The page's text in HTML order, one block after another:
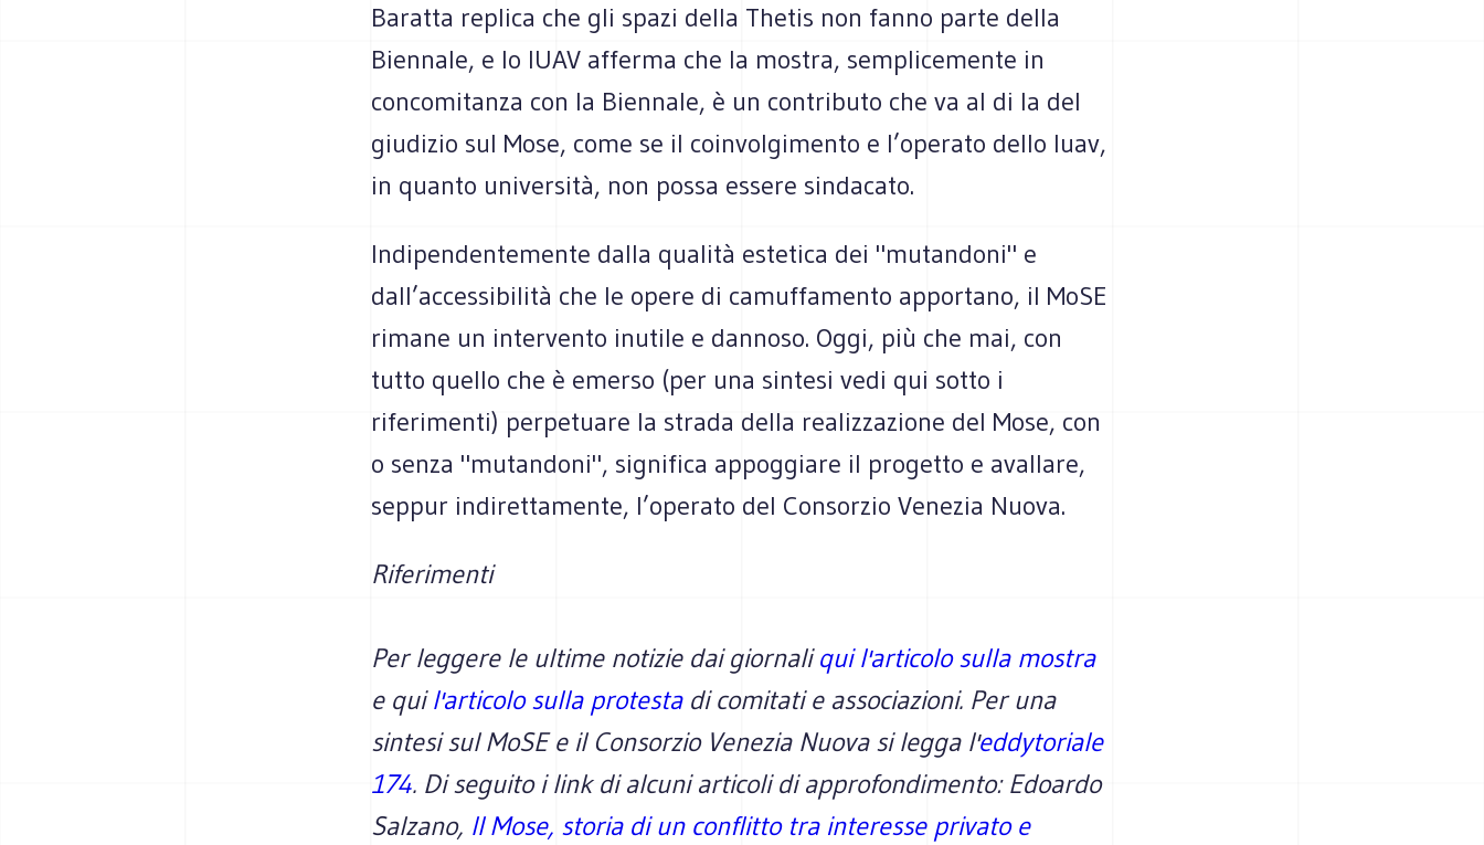
Baratta replica che gli spazi della Thetis non fanno parte della
Biennale, e lo IUAV afferma che la mostra, semplicemente in
concomitanza con la Biennale, è un contributo che va al di la del
giudizio sul Mose, come se il coinvolgimento e l’operato dello Iuav,
in quanto università, non possa essere sindacato.
Indipendentemente dalla qualità estetica dei "mutandoni" e
dall’accessibilità che le opere di camuffamento apportano, il MoSE
rimane un intervento inutile e dannoso. Oggi, più che mai, con
tutto quello che è emerso (per una sintesi vedi qui sotto i
riferimenti) perpetuare la strada della realizzazione del Mose, con
o senza "mutandoni", significa appoggiare il progetto e avallare,
seppur indirettamente, l’operato del Consorzio Venezia Nuova.
Riferimenti
Per leggere le ultime notizie dai giornaliqui l'articolo sulla mostra
e quil'articolo sulla protestadi comitati e associazioni. Per una
sintesi sul MoSE e il Consorzio Venezia Nuova si legga l'eddytoriale
174. Di seguito i link di alcuni articoli di approfondimento: Edoardo
Salzano, Il Mose, storia di un conflitto tra interesse privato e